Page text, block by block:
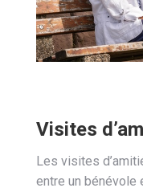
Visites
Les visites
entre un bénévole